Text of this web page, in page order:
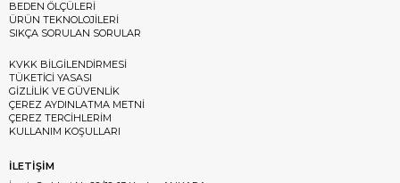
BEDEN ÖLÇÜLERİ
ÜRÜN TEKNOLOJİLERİ
SIKÇA SORULAN SORULAR
KVKK BİLGİLENDİRMESİ
TÜKETİCİ YASASI
GİZLİLİK VE GÜVENLİK
ÇEREZ AYDINLATMA METNİ
ÇEREZ TERCİHLERİM
KULLANIM KOŞULLARI
İLETİŞİM